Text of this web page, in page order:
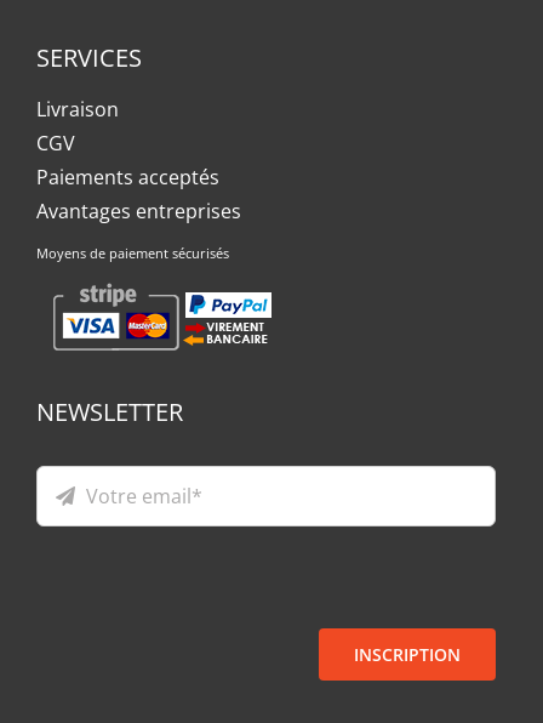
SERVICES
Livraison
CGV
Paiements acceptés
Avantages entreprises
Moyens de paiement sécurisés
NEWSLETTER
INSCRIPTION